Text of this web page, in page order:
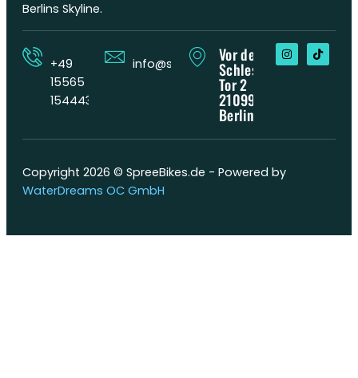
Berlins Skyline.
+49
15565
154443
info@spreebikes.berlin
Vor dem
Schlesischen
Tor 2
210997
Berlin
Copyright 2026 © SpreeBikes.de - Powered by
WaterDreams OC GmbH